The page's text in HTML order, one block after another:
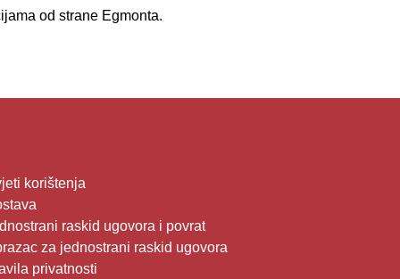
od strane Egmonta.
korištenja
raskid ugovora i povrat
za jednostrani raskid ugovora
privatnosti